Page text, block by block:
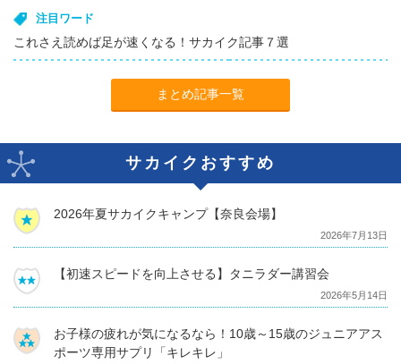
注目ワード
これさえ読めば足が速くなる！サカイク記事７選
まとめ記事一覧
サカイクおすすめ
2026年夏サカイクキャンプ【奈良会場】
2026年7月13日
【初速スピードを向上させる】タニラダー講習会
2026年5月14日
お子様の疲れが気になるなら！10歳～15歳のジュニアアス
ポーツ専用サプリ「キレキレ」